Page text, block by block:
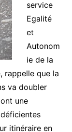
service
Egalité
et
Autonom
ie de la
rappelle que la
va doubler
une
itinéraire en